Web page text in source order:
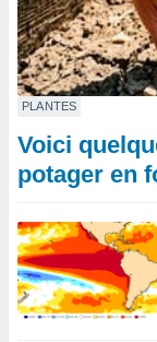
PLANTES
Voici
potager en